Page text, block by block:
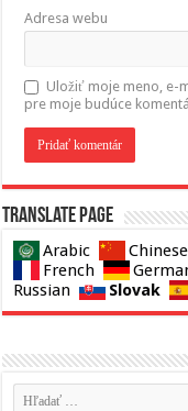
Adresa webu
Uložiť moje meno, e-
pre moje budúce
Translate page
Arabic
French
Russian
Slovak